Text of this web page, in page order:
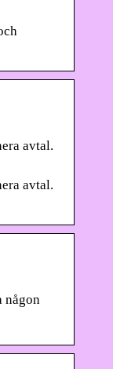
avtal.
avtal.
någon